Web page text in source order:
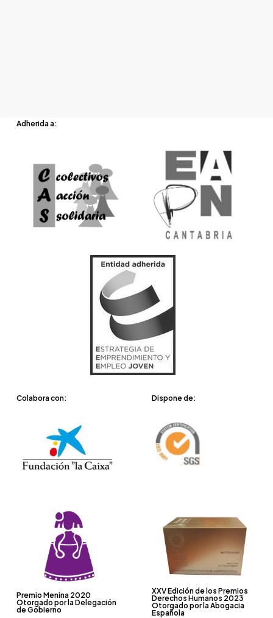
Adherida a:
Colabora con: Dispone de:
Premio Menina 2020
Otorgado por la Delegación
de Gobierno
XXV Edición de los Premios
Derechos Humanos 2023
Otorgado por la Abogacia
Española